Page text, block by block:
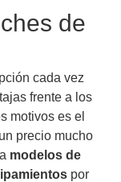
de
cada vez
frente a los
motivos es el
precio mucho
modelos de
por